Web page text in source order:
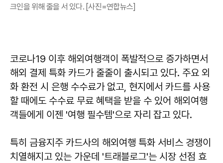
크인을 위해 줄을 서 있다. [사진=연합뉴스]
코로나19 이후 해외여행객이 폭발적으로 증가하면서
해외 결제 특화 카드가 줄줄이 출시되고 있다. 주요 외
화 환전 시 은행 수수료가 없고, 현지에서 카드를 사용
할 때에도 수수료 무료 혜택을 받을 수 있어 해외여행
객들에게 이젠 '여행 필수템'으로 자리 잡고 있다.
특히 금융지주 카드사의 해외여행 특화 서비스 경쟁이
치열해지고 있는 가운데 '트래블로그'는 시장 선점 효